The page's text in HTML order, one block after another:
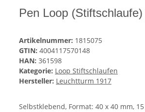
Pen Loop
Artikelnummer: 1815075
GTIN: 4004117570148
HAN: 361598
Kategorie: Loop Stiftschlaufen
Hersteller: Leuchtturm 1917
Selbstklebend, Format: 40 x 40 mm,